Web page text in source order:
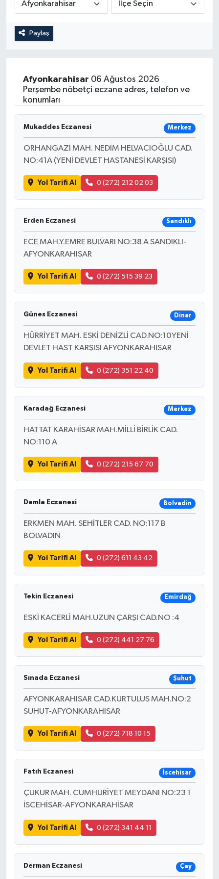
Paylaş
Afyonkarahisar 06 Ağustos 2026
Perşembe nöbetçi eczane adres, telefon ve
konumları
Mukaddes Eczanesi Merkez
ORHANGAZİ MAH. NEDİM HELVACIOĞLU CAD.
NO:41A (YENİ DEVLET HASTANESİ KARŞISI)
Yol Tarifi Al 0 (272) 212 02 03
Erden Eczanesi Sandıklı
ECE MAH.Y.EMRE BULVARI NO:38 A SANDIKLI-
AFYONKARAHISAR
Yol Tarifi Al 0 (272) 515 39 23
Günes Eczanesi Dinar
HÜRRİYET MAH. ESKİ DENİZLİ CAD.NO:10YENİ
DEVLET HAST KARŞISI AFYONKARAHISAR
Yol Tarifi Al 0 (272) 351 22 40
Karadağ Eczanesi Merkez
HATTAT KARAHİSAR MAH.MİLLİ BİRLİK CAD.
NO:110 A
Yol Tarifi Al 0 (272) 215 67 70
Damla Eczanesi Bolvadin
ERKMEN MAH. SEHİTLER CAD. NO:117 B
BOLVADIN
Yol Tarifi Al 0 (272) 611 43 42
Tekin Eczanesi Emirdağ
ESKİ KACERLİ MAH.UZUN ÇARŞI CAD.NO :4
Yol Tarifi Al 0 (272) 441 27 76
Sınada Eczanesi Şuhut
AFYONKARAHISAR CAD.KURTULUS MAH.NO:2
SUHUT-AFYONKARAHISAR
Yol Tarifi Al 0 (272) 718 10 15
Fatıh Eczanesi İscehisar
ÇUKUR MAH. CUMHURİYET MEYDANI NO:23 1
İSCEHİSAR-AFYONKARAHİSAR
Yol Tarifi Al 0 (272) 341 44 11
Derman Eczanesi Çay
Duyurular
Teknoloji
Akhisar Emlak
Ülke
Tarım-Gıda
Röportaj
Dünya
Teknoloji
Yerel Haber
Akhisar Emlak
Ülke
Etiketler